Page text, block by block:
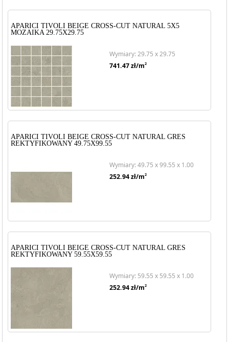
APARICI TIVOLI BEIGE CROSS-CUT NATURAL 5X5
MOZAIKA 29.75X29.75
Wymiary: 29.75 x 29.75
741.47zł/m2
APARICI TIVOLI BEIGE CROSS-CUT NATURAL GRES
REKTYFIKOWANY 49.75X99.55
Wymiary: 49.75 x 99.55 x 1.00
252.94zł/m2
APARICI TIVOLI BEIGE CROSS-CUT NATURAL GRES
REKTYFIKOWANY 59.55X59.55
Wymiary: 59.55 x 59.55 x 1.00
252.94zł/m2